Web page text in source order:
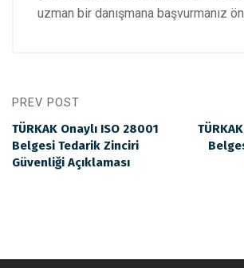
uzman bir danışmana başvurmanız
PREV POST
TÜRKAK Onaylı ISO 28001
Belgesi Tedarik Zinciri
Güvenliği Açıklaması